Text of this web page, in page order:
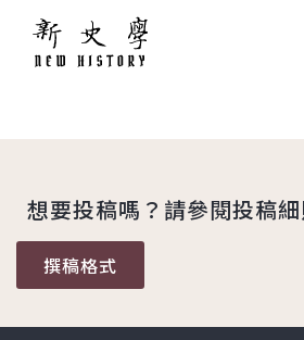
想要投稿嗎？請參閱投稿
撰稿格式